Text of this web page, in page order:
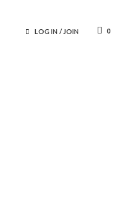
LOG IN /JOIN 0